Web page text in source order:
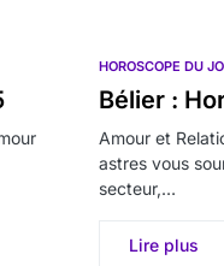
HOROSCOPE DU
Bélier :
Amour et
astres vous
secteur,…
Lire plus